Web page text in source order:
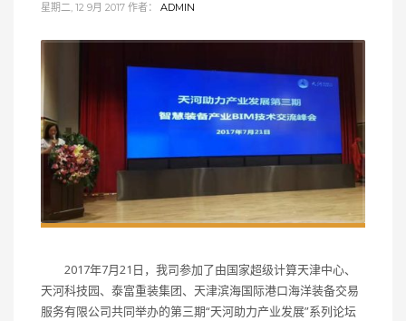
星期二, 12 9月 2017 作者： ADMIN
2017年7月21日，我司参加了由国家超级计算天津中心、
天河科技园、泰富重装集团、天津滨海国际港口海洋装备交易
服务有限公司共同举办的第三期“天河助力产业发展”系列论坛